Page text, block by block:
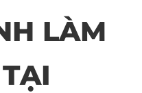
LÀM